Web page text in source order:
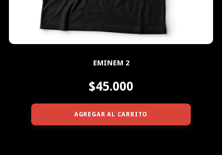
EMINEM 2
$45.000
AGREGAR AL CARRITO